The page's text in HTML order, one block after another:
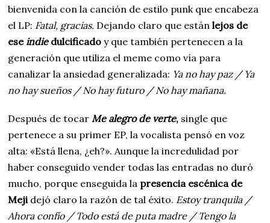
bienvenida con la canción de estilo punk que encabeza
el LP: Fatal, gracias. Dejando claro que estánlejos de
eseindie dulcificado y que también pertenecen a la
generación que utiliza el meme como vía para
canalizar la ansiedad generalizada: Ya no hay paz / Ya
no hay sueños / No hay futuro / No hay mañana.
Después de tocar Me alegro de verte, single que
pertenece a su primer EP, la vocalista pensó en voz
alta: «Está llena, ¿eh?». Aunque la incredulidad por
haber conseguido vender todas las entradas no duró
mucho, porque enseguida la presencia escénica de
Meji dejó claro la razón de tal éxito. Estoy tranquila /
Ahora confío / Todo está de puta madre / Tengo la